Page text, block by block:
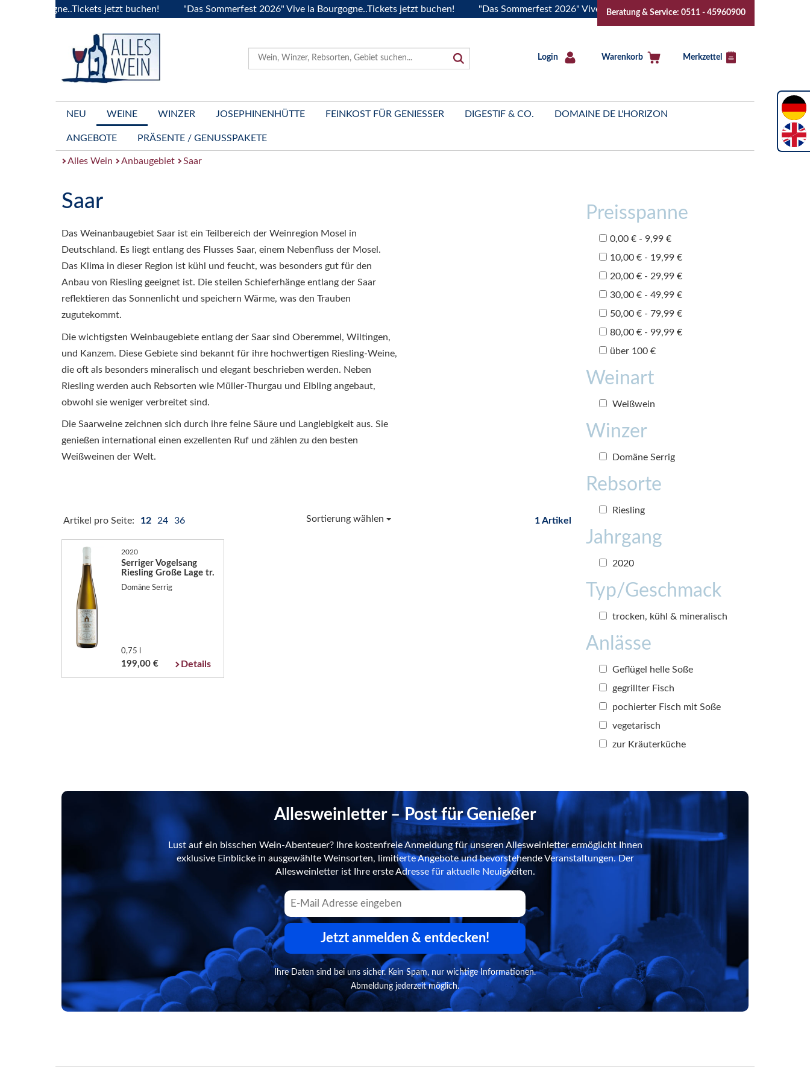
jetzt buchen! "Das Sommerfest 2026" Vive la Bourgogne..Tickets jetzt buchen! "Das Sommerfest 2026" Vive la Bourgogne..Tickets jetzt buchen!
Beratung & Service: 0511 - 45960900
Login Warenkorb Merkzettel
NEU WEINE WINZER JOSEPHINENHÜTTE FEINKOST FÜR GENIESSER DIGESTIF & CO. DOMAINE DE L'HORIZON
ANGEBOTE PRÄSENTE / GENUSSPAKETE
Alles Wein Anbaugebiet Saar
Saar
Das Weinanbaugebiet Saar ist ein Teilbereich der Weinregion Mosel in
Deutschland. Es liegt entlang des Flusses Saar, einem Nebenfluss der Mosel.
Das Klima in dieser Region ist kühl und feucht, was besonders gut für den
Anbau von Riesling geeignet ist. Die steilen Schieferhänge entlang der Saar
reflektieren das Sonnenlicht und speichern Wärme, was den Trauben
zugutekommt.
Die wichtigsten Weinbaugebiete entlang der Saar sind Oberemmel, Wiltingen,
und Kanzem. Diese Gebiete sind bekannt für ihre hochwertigen Riesling-Weine,
die oft als besonders mineralisch und elegant beschrieben werden. Neben
Riesling werden auch Rebsorten wie Müller-Thurgau und Elbling angebaut,
obwohl sie weniger verbreitet sind.
Die Saarweine zeichnen sich durch ihre feine Säure und Langlebigkeit aus. Sie
genießen international einen exzellenten Ruf und zählen zu den besten
Weißweinen der Welt.
Artikel pro Seite: 12 24 36 Sortierung wählen 1 Artikel
2020
Serriger Vogelsang
Riesling Große Lage tr.
Domäne Serrig
0,75 l
199,00 € Details
Preisspanne
0,00 € - 9,99 €
10,00 € - 19,99 €
20,00 € - 29,99 €
30,00 € - 49,99 €
50,00 € - 79,99 €
80,00 € - 99,99 €
über 100 €
Weinart
Weißwein
Winzer
Domäne Serrig
Rebsorte
Riesling
Jahrgang
2020
Typ/Geschmack
trocken, kühl & mineralisch
Anlässe
Geflügel helle Soße
gegrillter Fisch
pochierter Fisch mit Soße
vegetarisch
zur Kräuterküche
Allesweinletter – Post für Genießer
Lust auf ein bisschen Wein-Abenteuer? Ihre kostenfreie Anmeldung für unseren Allesweinletter ermöglicht Ihnen
exklusive Einblicke in ausgewählte Weinsorten, limitierte Angebote und bevorstehende Veranstaltungen. Der
Allesweinletter ist Ihre erste Adresse für aktuelle Neuigkeiten.
Jetzt anmelden & entdecken!
Ihre Daten sind bei uns sicher. Kein Spam, nur wichtige Informationen.
Abmeldung jederzeit möglich.